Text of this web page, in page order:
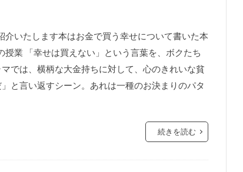
いたします本はお金で買う幸せについて書いた本
業 「幸せは買えない」という言葉を、ボクたち
では、横柄な大金持ちに対して、心のきれいな貧
と言い返すシーン。あれは一種のお決まりのパタ
続きを読む